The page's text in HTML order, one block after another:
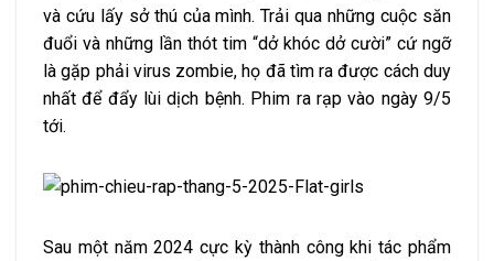
và cứu lấy sở thú của mình. Trải qua những cuộc săn
đuổi và những lần thót tim “dở khóc dở cười” cứ ngỡ
là gặp phải virus zombie, họ đã tìm ra được cách duy
nhất để đẩy lùi dịch bệnh. Phim ra rạp vào ngày 9/5
tới.
Sau một năm 2024 cực kỳ thành công khi tác phẩm